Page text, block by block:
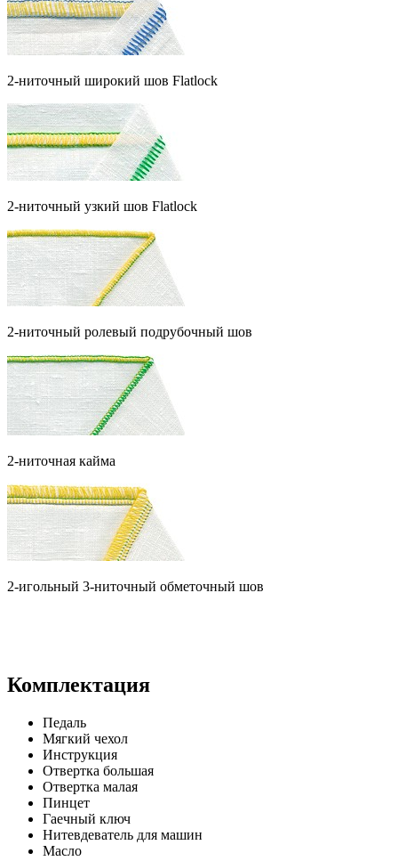
2-ниточный широкий шов Flatlock
2-ниточный узкий шов Flatlock
2-ниточный ролевый подрубочный шов
2-ниточная кайма
2-игольный 3-ниточный обметочный шов
Комплектация
Педаль
Мягкий чехол
Инструкция
Отвертка большая
Отвертка малая
Пинцет
Гаечный ключ
Нитевдеватель для машин
Масло